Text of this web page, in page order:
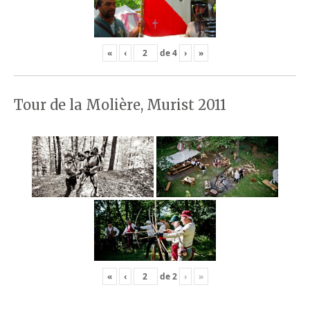
« ‹ de4 › »
Tour de la Molière, Murist 2011
« ‹ de2 › »